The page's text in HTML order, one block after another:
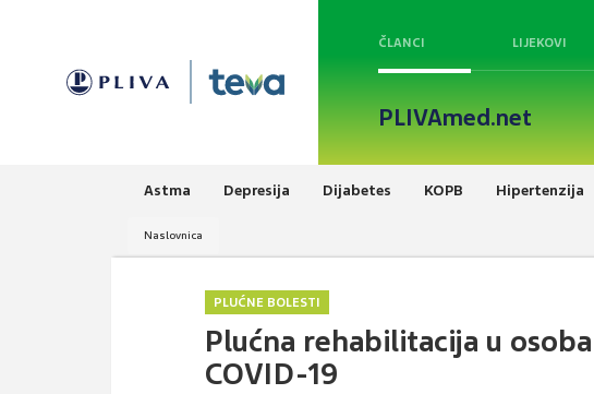
ČLANCI LIJEKOVI
PLIVAmed.net
Astma Depresija Dijabetes KOPB Hipertenzija
Naslovnica
PLUĆNE BOLESTI
Plućna rehabilitacija u
COVID-19